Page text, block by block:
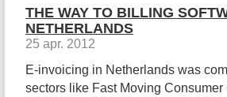
THE WAY TO BILLING
NETHERLANDS
25 apr. 2012
E-invoicing in Netherlands was
sectors like Fast Moving